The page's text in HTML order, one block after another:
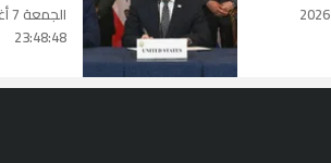
السبت 8 أغسطس 2026
23:48:48